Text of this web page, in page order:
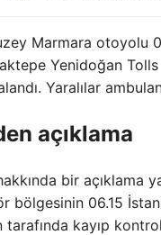
Marmara otoyolu
Yenidoğan
Yaralılar
açıklama
bir açıklama
bölgesinin 06.15
kayıp